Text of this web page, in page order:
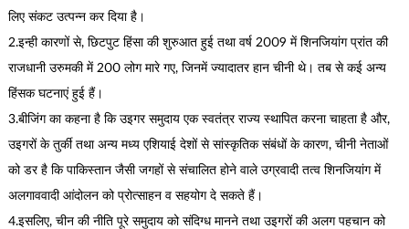
लिए संकट उत्पन्न कर दिया है।
2.इन्ही कारणों से, छिटपुट हिंसा की शुरुआत हुई तथा वर्ष 2009 में शिनजियांग प्रांत की
राजधानी उरुमकी में 200 लोग मारे गए, जिनमें ज्यादातर हान चीनी थे। तब से कई अन्य
हिंसक घटनाएं हुई हैं।
3.बीजिंग का कहना है कि उइगर समुदाय एक स्वतंत्र राज्य स्थापित करना चाहता है और,
उइगरों के तुर्की तथा अन्य मध्य एशियाई देशों से सांस्कृतिक संबंधों के कारण, चीनी नेताओं
को डर है कि पाकिस्तान जैसी जगहों से संचालित होने वाले उग्रवादी तत्व शिनजियांग में
अलगाववादी आंदोलन को प्रोत्साहन व सहयोग दे सकते हैं।
4.इसलिए, चीन की नीति पूरे समुदाय को संदिग्ध मानने तथा उइगरों की अलग पहचान को